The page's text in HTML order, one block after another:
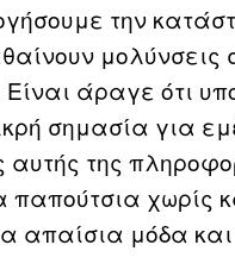
την
άραγε ότι
σημασία για
αυτής της
παπούτσια
απαίσια μόδα